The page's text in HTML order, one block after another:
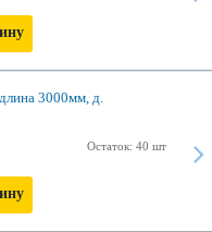
3000мм, д.
Остаток: 40 шт